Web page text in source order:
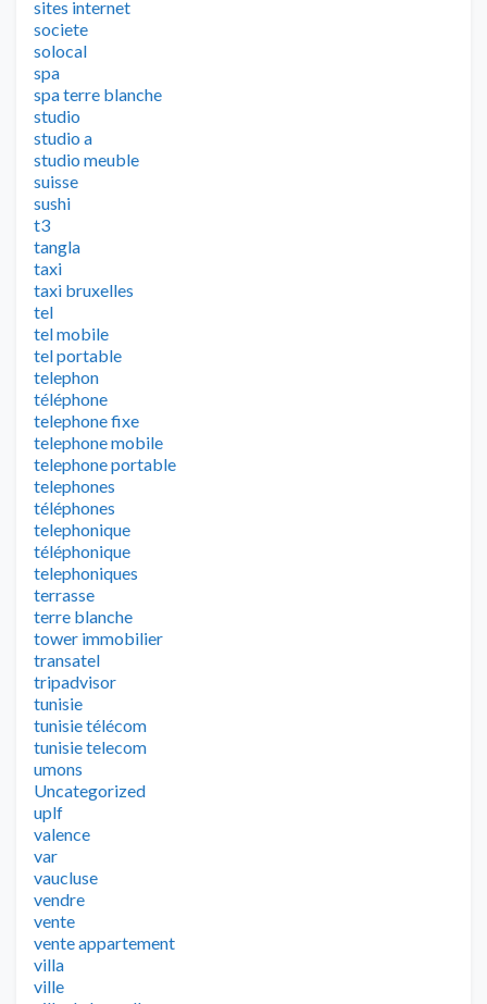
sites internet
societe
solocal
spa
spa terre blanche
studio
studio a
studio meuble
suisse
sushi
t3
tangla
taxi
taxi bruxelles
tel
tel mobile
tel portable
telephon
téléphone
telephone fixe
telephone mobile
telephone portable
telephones
téléphones
telephonique
téléphonique
telephoniques
terrasse
terre blanche
tower immobilier
transatel
tripadvisor
tunisie
tunisie télécom
tunisie telecom
umons
Uncategorized
uplf
valence
var
vaucluse
vendre
vente
vente appartement
villa
ville